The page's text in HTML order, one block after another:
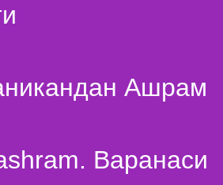
Ашрам
Варанаси